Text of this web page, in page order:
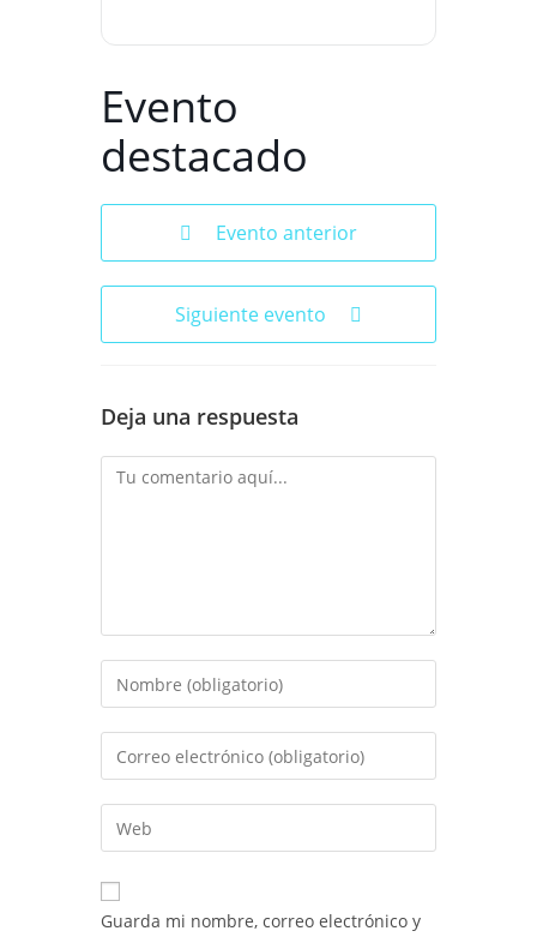
Evento
destacado
Evento anterior
Siguiente evento
Deja una respuesta
Comentario
Introduce
tu
nombre
de
usuario
para
comentar
Introduce
tu
dirección
de
electrónico
para
Introduce
la
URL
de
Guarda mi nombre, correo electrónico y